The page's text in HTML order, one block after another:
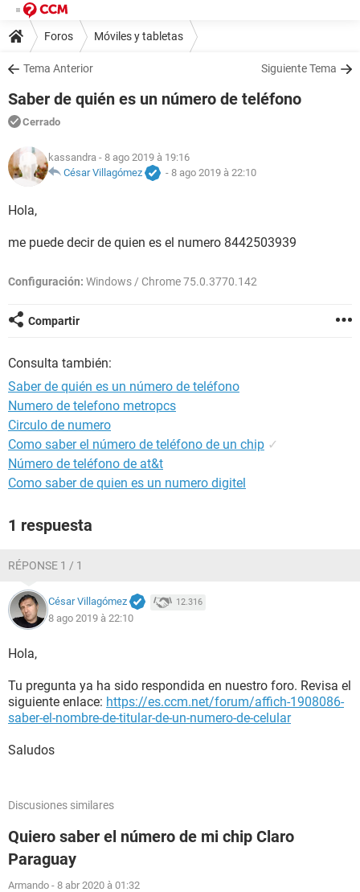
Foros Móviles y tabletas
Tema Anterior Siguiente Tema
Saber de quién es un número de teléfono
Cerrado
kassandra - 8 ago 2019 à 19:16
César Villagómez
- 8 ago 2019 à 22:10
Hola,
me puede decir de quien es el numero 8442503939
Configuración: Windows / Chrome 75.0.3770.142
Compartir
Consulta también:
Saber de quién es un número de teléfono
Numero de telefono metropcs
Circulo de numero
Como saber el número de teléfono de un chip ✓
Número de teléfono de at&t
Como saber de quien es un numero digitel
1 respuesta
RÉPONSE 1 / 1
César Villagómez 12.316
8 ago 2019 à 22:10
Hola,
Tu pregunta ya ha sido respondida en nuestro foro. Revisa el
siguiente enlace: https://es.ccm.net/forum/affich-1908086-
saber-el-nombre-de-titular-de-un-numero-de-celular
Saludos
Discusiones similares
Quiero saber el número de mi chip Claro
Paraguay
Armando - 8 abr 2020 à 01:32